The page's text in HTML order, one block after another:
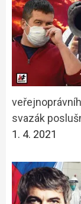
svazák
1. 4. 2021